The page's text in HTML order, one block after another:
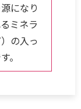
になり
ミネラ
の入っ
。